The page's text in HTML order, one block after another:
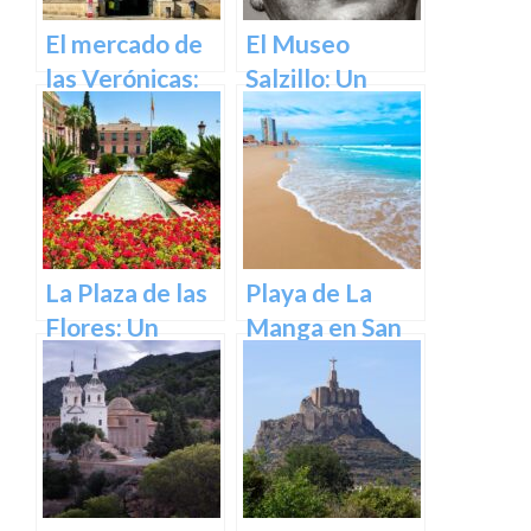
El mercado de
las Verónicas:
descubre el
mercado más
emblemático
de Murcia
El Museo
Salzillo: Un
Tesoro de la
Escultura
Barroca en
España en
La Plaza de las
Flores: Un
Rincón de Color
en la Ciudad de
Murcia
Playa de La
Manga en San
Javier –
Cartagena